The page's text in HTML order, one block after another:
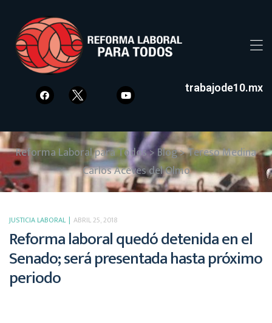
trabajode10.mx
Reforma Laboral para Todos> Blog>Tereso Medina
Carlos Aceves del Olmo
JUSTICIA LABORAL ABRIL 25, 2018
Reforma laboral quedó detenida en el
Senado; será presentada hasta próximo
periodo